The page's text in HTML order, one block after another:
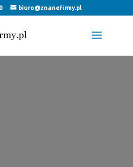
biuro@znanefirmy.pl